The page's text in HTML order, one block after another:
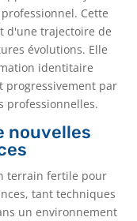
Cette
d'une trajectoire de
évolutions. Elle
identitaire
progressivement par
professionnelles.
nouvelles
terrain fertile pour
tant techniques
un environnement